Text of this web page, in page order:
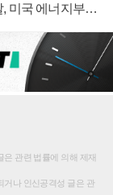
미국 에너지부
관련 법률에 의해 제재
거나 인신공격성 글은 관